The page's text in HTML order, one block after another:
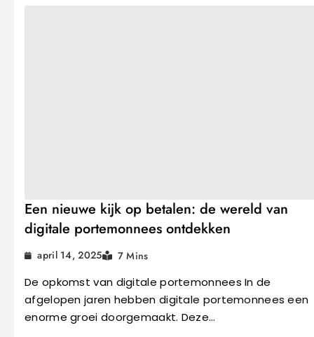
Een nieuwe kijk op betalen: de wereld van
digitale portemonnees ontdekken
april 14, 2025 7 Mins
De opkomst van digitale portemonnees In de
afgelopen jaren hebben digitale portemonnees een
enorme groei doorgemaakt. Deze…